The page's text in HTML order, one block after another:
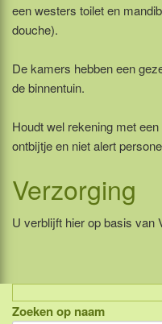
een westers toilet en
douche).
De kamers hebben een
de binnentuin.
Houdt wel rekening met
ontbijtje en niet alert
Verzorging
U verblijft hier op basis van
Indonesië,
Zoeken op naam